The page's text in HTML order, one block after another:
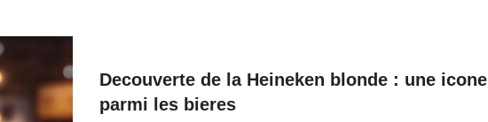
Decouverte de la Heineken blonde : une icone
parmi les bieres